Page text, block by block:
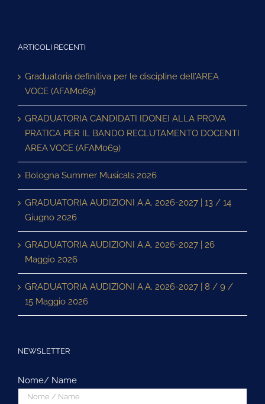
ARTICOLI RECENTI
Graduatoria definitiva per le discipline dell’AREA
VOCE (AFAM069)
GRADUATORIA CANDIDATI IDONEI ALLA PROVA
PRATICA PER IL BANDO RECLUTAMENTO DOCENTI
AREA VOCE (AFAM069)
Bologna Summer Musicals 2026
GRADUATORIA AUDIZIONI A.A. 2026-2027 | 13 / 14
Giugno 2026
GRADUATORIA AUDIZIONI A.A. 2026-2027 | 26
Maggio 2026
GRADUATORIA AUDIZIONI A.A. 2026-2027 | 8 / 9 /
15 Maggio 2026
NEWSLETTER
Nome/ Name